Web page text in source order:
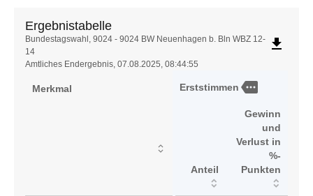
Ergebnistabelle
Ergebnistabelle
Bundestagswahl, 9024 - 9024 BW Neuenhagen b. Bln WBZ 12-
14
Amtliches Endergebnis, 07.08.2025, 08:44:55
file_download
Merkmal Erststimmen more
Anteil
Gewinn
und
Verlust in
%-
Punkten